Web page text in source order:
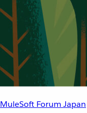
MuleSoft Forum Japan